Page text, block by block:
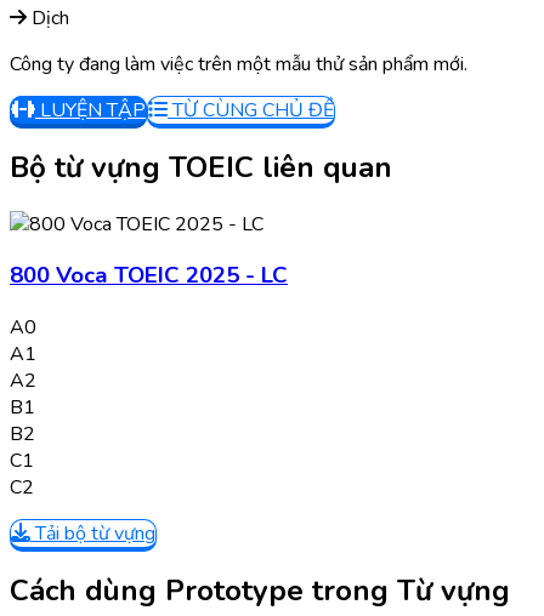
Dịch
Công ty đang làm việc trên một mẫu thử sản phẩm mới.
LUYỆN TẬP
TỪ CÙNG CHỦ ĐỀ
Bộ từ vựng TOEIC liên quan
800 Voca TOEIC 2025 - LC
A0
A1
A2
B1
B2
C1
C2
Tải bộ từ vựng
Cách dùng Prototype trong Từ vựng